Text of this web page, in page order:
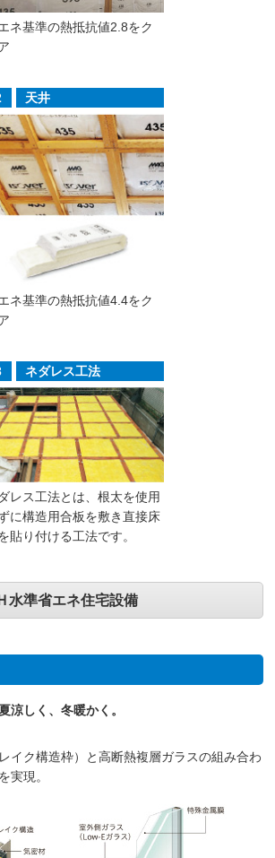
ネ基準の熱抵抗値2.8をク
天井
ネ基準の熱抵抗値4.4をク
ネダレス工法
レス工法とは、根太を使用
に構造用合板を敷き直接床
貼り付ける工法です。
水準省エネ住宅設備
涼しく、冬暖かく。
イク構造枠）と高断熱複層ガラスの組み合わ
実現。